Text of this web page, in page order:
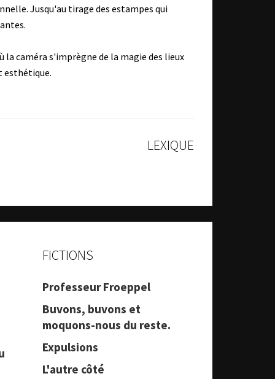
Jusqu'au tirage des estampes qui
la caméra s'imprègne de la magie des lieux
esthétique.
LEXIQUE
FICTIONS
Professeur Froeppel
Buvons, buvons et
moquons-nous du reste.
Expulsions
L'autre côté